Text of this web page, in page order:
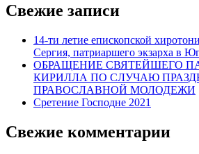
Свежие записи
14-ти летие епископской
Сергия, патриаршего экзарха в
ОБРАЩЕНИЕ СВЯТЕЙШЕГО
КИРИЛЛА ПО СЛУЧАЮ
ПРАВОСЛАВНОЙ МОЛОДЕЖИ
Сретение Господне 2021
Свежие комментарии